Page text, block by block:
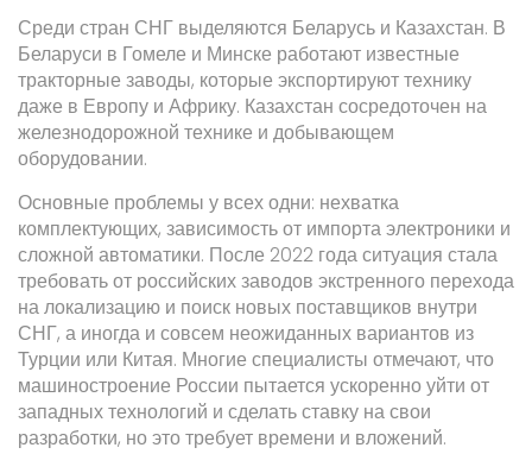
Среди стран СНГ выделяются Беларусь и Казахстан. В
Беларуси в Гомеле и Минске работают известные
тракторные заводы, которые экспортируют технику
даже в Европу и Африку. Казахстан сосредоточен на
железнодорожной технике и добывающем
оборудовании.
Основные проблемы у всех одни: нехватка
комплектующих, зависимость от импорта электроники и
сложной автоматики. После 2022 года ситуация стала
требовать от российских заводов экстренного перехода
на локализацию и поиск новых поставщиков внутри
СНГ, а иногда и совсем неожиданных вариантов из
Турции или Китая. Многие специалисты отмечают, что
машиностроение России пытается ускоренно уйти от
западных технологий и сделать ставку на свои
разработки, но это требует времени и вложений.